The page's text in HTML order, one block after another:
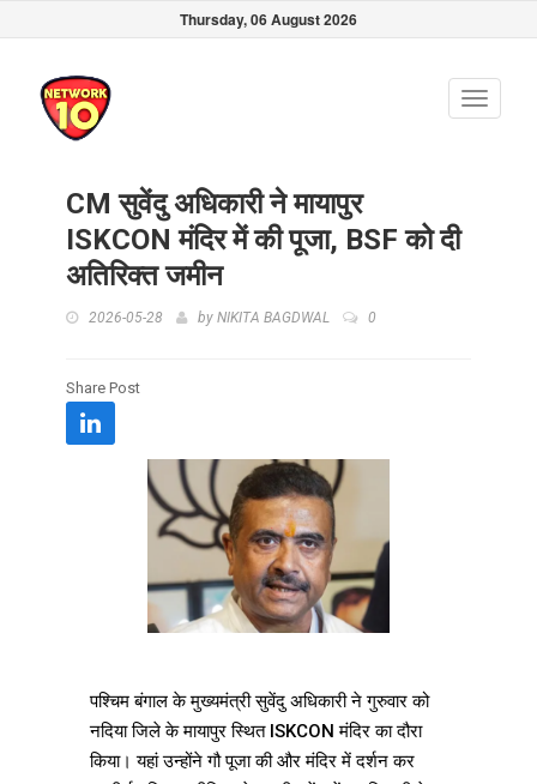
Thursday, 06 August 2026
Toggle
CM सुवेंदु अधिकारी ने मायापुर
ISKCON मंदिर में की पूजा, BSF को दी
अतिरिक्त जमीन
2026-05-28 by NIKITA BAGDWAL 0
Share Post
पश्चिम बंगाल के मुख्यमंत्री सुवेंदु अधिकारी ने गुरुवार को
नदिया जिले के मायापुर स्थित ISKCON मंदिर का दौरा
किया। यहां उन्होंने गौ पूजा की और मंदिर में दर्शन कर